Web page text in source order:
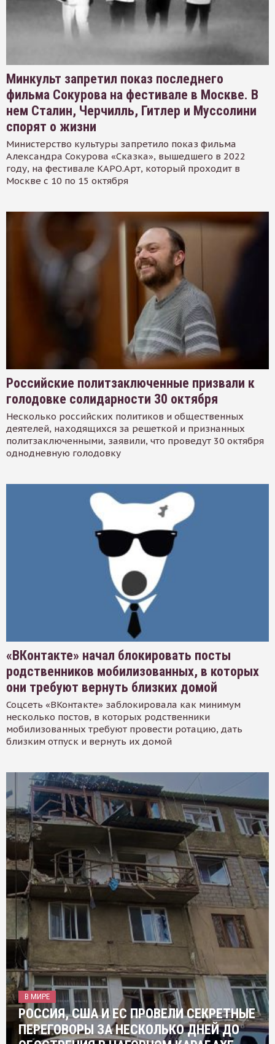
Минкульт запретил показ последнего
фильма Сокурова на фестивале в Москве. В
нем Сталин, Черчилль, Гитлер и Муссолини
спорят о жизни
Министерство культуры запретило показ фильма
Александра Сокурова «Сказка», вышедшего в 2022
году, на фестивале КАРО.Арт, который проходит в
Москве с 10 по 15 октября
Российские политзаключенные призвали к
голодовке солидарности 30 октября
Несколько российских политиков и общественных
деятелей, находящихся за решеткой и признанных
политзаключенными, заявили, что проведут 30 октября
однодневную голодовку
«ВКонтакте» начал блокировать посты
родственников мобилизованных, в которых
они требуют вернуть близких домой
Соцсеть «ВКонтакте» заблокировала как минимум
несколько постов, в которых родственники
мобилизованных требуют провести ротацию, дать
близким отпуск и вернуть их домой
В МИРЕ
РОССИЯ, США И ЕС ПРОВЕЛИ СЕКРЕТНЫЕ
ПЕРЕГОВОРЫ ЗА НЕСКОЛЬКО ДНЕЙ ДО